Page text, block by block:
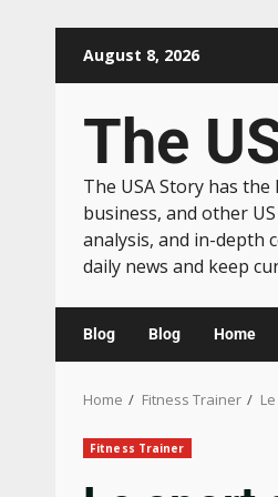
August 8, 2026
The
The USA Story has
business, and other
analysis, and in-depth
daily news and keep
Blog Blog Home
Home Fitness Trainer
Fitness Trainer